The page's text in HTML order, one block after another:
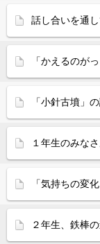
話し合いを通
「かえるのが
「小針古墳」
１年生のみな
「気持ちの変
２年生、鉄棒